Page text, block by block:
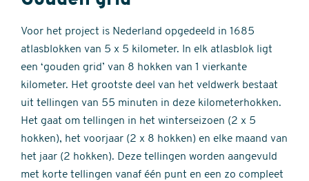
Voor het project is Nederland opgedeeld in 1685
atlasblokken van 5 x 5 kilometer. In elk atlasblok ligt
een ‘gouden grid’ van 8 hokken van 1 vierkante
kilometer. Het grootste deel van het veldwerk bestaat
uit tellingen van 55 minuten in deze kilometerhokken.
Het gaat om tellingen in het winterseizoen (2 x 5
hokken), het voorjaar (2 x 8 hokken) en elke maand van
het jaar (2 hokken). Deze tellingen worden aangevuld
met korte tellingen vanaf één punt en een zo compleet